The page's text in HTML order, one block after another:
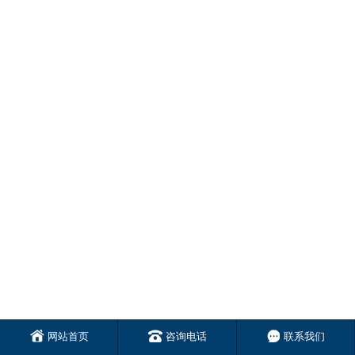
网站首页 咨询电话 联系我们